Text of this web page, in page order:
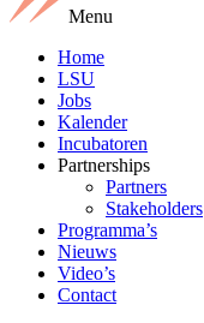
Menu
Home
LSU
Jobs
Kalender
Incubatoren
Partnerships
Partners
Stakeholders
Programma’s
Nieuws
Video’s
Contact